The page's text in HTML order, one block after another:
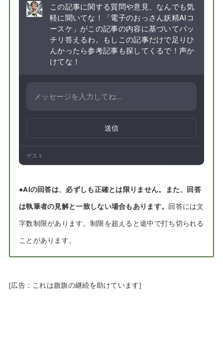
この記事に関する質問や意見、なんでも気
軽に聞いてな！「電子のおっさん妖精AIコ
ースケ」がこの記事の内容に基づいてバッ
チリ答えるわ。もしこの記事だけで足りひ
んかったら参考記事も探してくるで！声か
けてな！
送信
ゲスト
●AIの回答は、必ずしも正確とは限りません。また、回答
は執筆者の見解と一致しない場合もあります。 回答には文
字数制限があります。制限を超えると途中で打ち切られる
ことがあります。
[広告：これは旗旗の継続を助けています]